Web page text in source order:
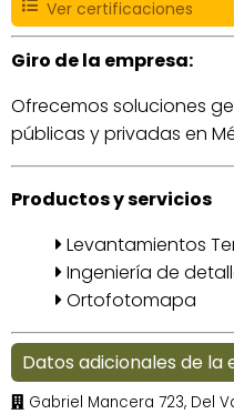
Ver certificaciones
Giro de la empresa:
Ofrecemos soluciones
públicas y privadas en
Productos y servicios
Levantamientos
Ingeniería de
Ortofotomapa
Datos adicionales de la
Gabriel Mancera 723, Del